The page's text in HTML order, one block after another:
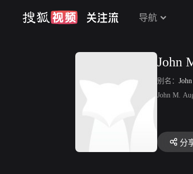
导航
John
别名：
John M.
分